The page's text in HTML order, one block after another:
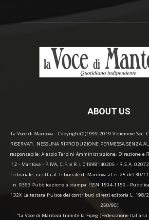
ABOUT US
La Voce di Mantova - Copyright(C)1999-2019 Vidiemme Soc.
RISERVATI. NESSUNA RIPRODUZIONE PERMESSA SENZA
responsabile: Alessio Tarpini Amministrazione, Direzione e
12 - Mantova - P.IVA, C.F. e R.I. 01898140205 - R.E.A.
Tribunale: iscritta al Tribunale di Mantova al n. 25 del 30/
n. 9363 Pubblicazione a stampa: ISSN 1594-1159 -
132X La testata fruisce dei contributi diretti editoria L. 198/
250/90)
“La Voce di Mantova tramite la Fipeg (Federazione